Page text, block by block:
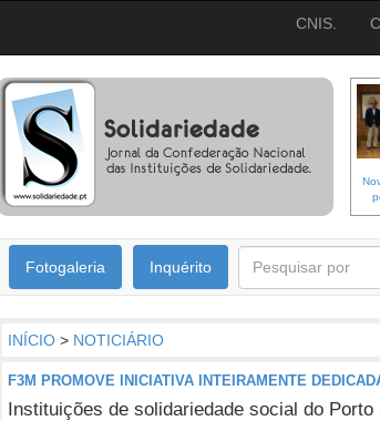
CNIS.
Fotogaleria Inquérito
INÍCIO > NOTICIÁRIO
F3M PROMOVE INICIATIVA INTEIRAMENTE
Instituições de solidariedade social do